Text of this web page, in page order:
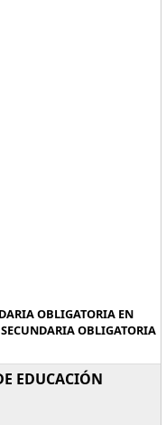
OBLIGATORIA EN
OBLIGATORIA
EDUCACIÓN